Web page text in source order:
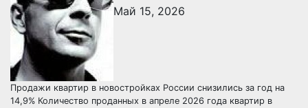
Май 15, 2026
Продажи квартир в новостройках России снизились за год на
14,9% Количество проданных в апреле 2026 года квартир в